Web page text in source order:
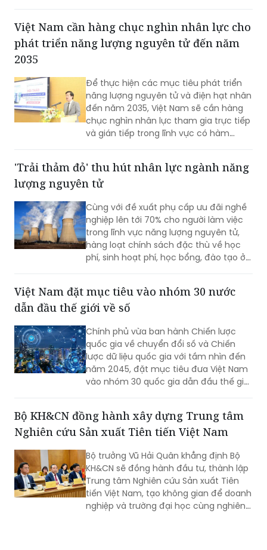
Việt Nam cần hàng chục nghìn nhân lực cho
phát triển năng lượng nguyên tử đến năm
2035
Để thực hiện các mục tiêu phát triển
năng lượng nguyên tử và điện hạt nhân
đến năm 2035, Việt Nam sẽ cần hàng
chục nghìn nhân lực tham gia trực tiếp
và gián tiếp trong lĩnh vực có hàm
'Trải thảm đỏ' thu hút nhân lực ngành năng
lượng nguyên tử
Cùng với đề xuất phụ cấp ưu đãi nghề
nghiệp lên tới 70% cho người làm việc
trong lĩnh vực năng lượng nguyên tử,
hàng loạt chính sách đặc thù về học
phí, sinh hoạt phí, học bổng, đào tạo ở
Việt Nam đặt mục tiêu vào nhóm 30 nước
dẫn đầu thế giới về số
Chính phủ vừa ban hành Chiến lược
quốc gia về chuyển đổi số và Chiến
lược dữ liệu quốc gia với tầm nhìn đến
năm 2045, đặt mục tiêu đưa Việt Nam
vào nhóm 30 quốc gia dẫn đầu thế giới
Bộ KH&CN đồng hành xây dựng Trung tâm
Nghiên cứu Sản xuất Tiên tiến Việt Nam
Bộ trưởng Vũ Hải Quân khẳng định Bộ
KH&CN sẽ đồng hành đầu tư, thành lập
Trung tâm Nghiên cứu Sản xuất Tiên
tiến Việt Nam, tạo không gian để doanh
nghiệp và trường đại học cùng nghiên